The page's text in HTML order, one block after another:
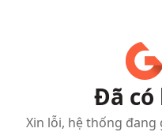
Đã có
Xin lỗi, hệ thống đang